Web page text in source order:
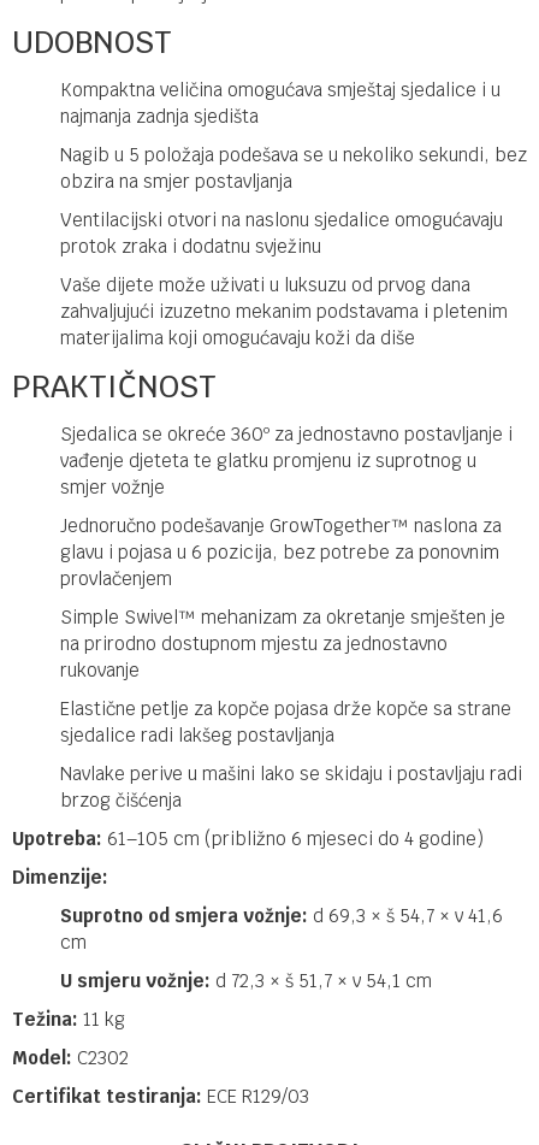
UDOBNOST
Kompaktna veličina omogućava smještaj sjedalice i u
najmanja zadnja sjedišta
Nagib u 5 položaja podešava se u nekoliko sekundi, bez
obzira na smjer postavljanja
Ventilacijski otvori na naslonu sjedalice omogućavaju
protok zraka i dodatnu svježinu
Vaše dijete može uživati u luksuzu od prvog dana
zahvaljujući izuzetno mekanim podstavama i pletenim
materijalima koji omogućavaju koži da diše
PRAKTIČNOST
Sjedalica se okreće 360º za jednostavno postavljanje i
vađenje djeteta te glatku promjenu iz suprotnog u
smjer vožnje
Jednoručno podešavanje GrowTogether™ naslona za
glavu i pojasa u 6 pozicija, bez potrebe za ponovnim
provlačenjem
Simple Swivel™ mehanizam za okretanje smješten je
na prirodno dostupnom mjestu za jednostavno
rukovanje
Elastične petlje za kopče pojasa drže kopče sa strane
sjedalice radi lakšeg postavljanja
Navlake perive u mašini lako se skidaju i postavljaju radi
brzog čišćenja
Upotreba: 61–105 cm (približno 6 mjeseci do 4 godine)
Dimenzije:
Suprotno od smjera vožnje: d 69,3 × š 54,7 × v 41,6
cm
U smjeru vožnje: d 72,3 × š 51,7 × v 54,1 cm
Težina: 11 kg
Model: C2302
Certifikat testiranja: ECE R129/03